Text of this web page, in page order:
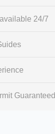
24/7
Guaranteed